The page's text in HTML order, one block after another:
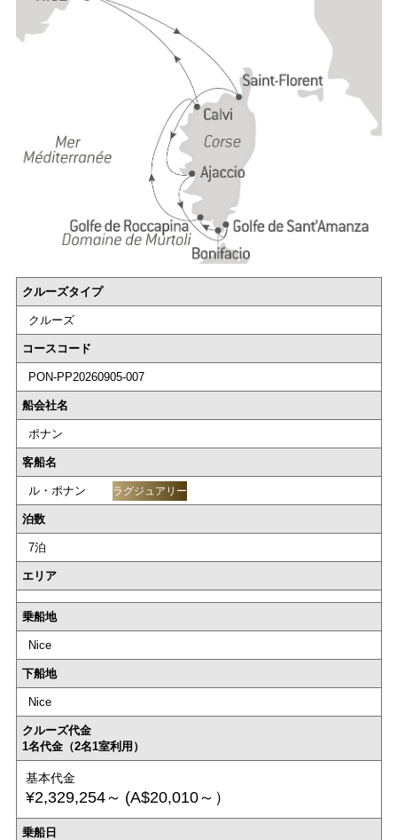
クルーズタイプ
クルーズ
コースコード
PON-PP20260905-007
船会社名
ポナン
客船名
ル・ポナン ラグジュアリー
泊数
7泊
エリア
乗船地
Nice
下船地
Nice
クルーズ代金
1名代金（2名1室利用）
基本代金
¥2,329,254～ (A$20,010～）
乗船日